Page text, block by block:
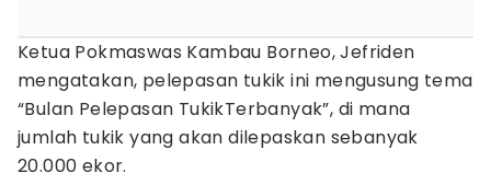
Ketua Pokmaswas Kambau Borneo, Jefriden
mengatakan, pelepasan tukik ini mengusung tema
“Bulan Pelepasan TukikTerbanyak”, di mana
jumlah tukik yang akan dilepaskan sebanyak
20.000 ekor.